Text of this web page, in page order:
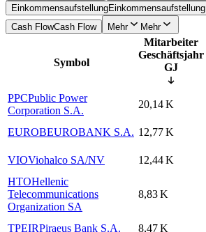
EinkommensaufstellungEinkommensaufstellung
Cash FlowCash Flow Mehr Mehr
Symbol
Mitarbeiter
Geschäftsjahr
GJ
PPCPublic Power
Corporation S.A.
20,14 K
EUROBEUROBANK S.A. 12,77 K
VIOViohalco SA/NV 12,44 K
HTOHellenic
Telecommunications
Organization SA
8,83 K
TPEIRPiraeus Bank S.A. 8,47 K